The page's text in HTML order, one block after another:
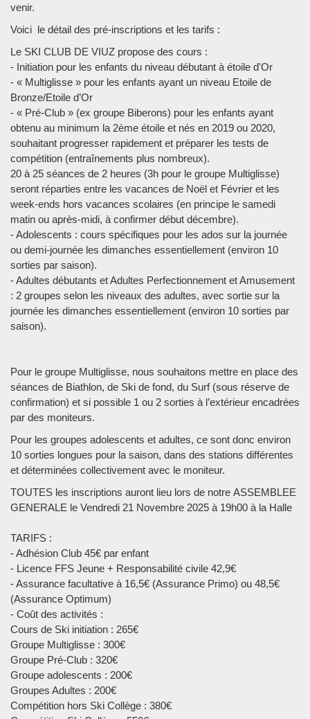
venir.
Voici le détail des pré-inscriptions et les tarifs :
Le SKI CLUB DE VIUZ propose des cours :
- Initiation pour les enfants du niveau débutant à étoile d'Or
- « Multiglisse » pour les enfants ayant un niveau Etoile de
Bronze/Etoile d’Or
- « Pré-Club » (ex groupe Biberons) pour les enfants ayant
obtenu au minimum la 2ème étoile et nés en 2019 ou 2020,
souhaitant progresser rapidement et préparer les tests de
compétition (entraînements plus nombreux).
20 à 25 séances de 2 heures (3h pour le groupe Multiglisse)
seront réparties entre les vacances de Noël et Février et les
week-ends hors vacances scolaires (en principe le samedi
matin ou après-midi, à confirmer début décembre).
- Adolescents : cours spécifiques pour les ados sur la journée
ou demi-journée les dimanches essentiellement (environ 10
sorties par saison).
- Adultes débutants et Adultes Perfectionnement et Amusement
: 2 groupes selon les niveaux des adultes, avec sortie sur la
journée les dimanches essentiellement (environ 10 sorties par
saison).
Pour le groupe Multiglisse, nous souhaitons mettre en place des
séances de Biathlon, de Ski de fond, du Surf (sous réserve de
confirmation) et si possible 1 ou 2 sorties à l’extérieur encadrées
par des moniteurs.
Pour les groupes adolescents et adultes, ce sont donc environ
10 sorties longues pour la saison, dans des stations différentes
et déterminées collectivement avec le moniteur.
TOUTES les inscriptions auront lieu lors de notre ASSEMBLEE
GENERALE le Vendredi 21 Novembre 2025 à 19h00 à la Halle
TARIFS :
- Adhésion Club 45€ par enfant
- Licence FFS Jeune + Responsabilité civile 42,9€
- Assurance facultative à 16,5€ (Assurance Primo) ou 48,5€
(Assurance Optimum)
- Coût des activités :
Cours de Ski initiation : 265€
Groupe Multiglisse : 300€
Groupe Pré-Club : 320€
Groupe adolescents : 200€
Groupes Adultes : 200€
Compétition hors Ski Collège : 380€